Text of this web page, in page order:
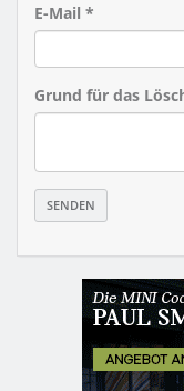
E-Mail *
Grund für das